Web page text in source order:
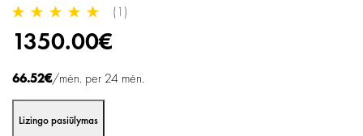
(1)
1350.00€
66.52€/mėn. per 24 mėn.
Lizingo pasiūlymas